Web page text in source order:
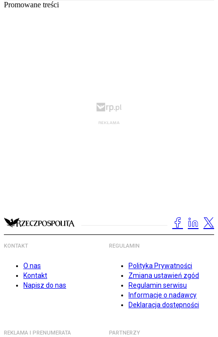
Promowane treści
KONTAKT
O nas
Kontakt
Napisz do nas
REGULAMIN
Polityka Prywatności
Zmiana ustawień zgód
Regulamin serwisu
Informacje o nadawcy
Deklaracja dostępności
REKLAMA I PRENUMERATA PARTNERZY